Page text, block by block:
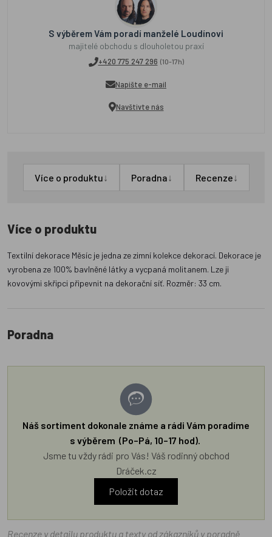
S výběrem Vám poradí manželé Loudínovi
majitelé obchodu s dlouholetou praxí
+420 775 247 296 (10-17h)
Napište e-mail
Navštivte nás
Více o produktu↓ Poradna↓ Recenze↓
Více o produktu
Textilní dekorace Měsíc je jedna ze zimní kolekce dekorací. Dekorace je
vyrobena ze 100% bavlněné látky a vycpaná molitanem. Lze ji
kovovými skřipci připevnit na dekorační síť. Rozměr: 33 cm.
Poradna
Náš sortiment dokonale známe a rádi Vám poradíme
s výběrem (Po–Pá, 10–17 hod).
Jsme tu vždy rádi pro Vás! Váš rodinný obchod
Dráček.cz
Položit dotaz
Recenze v detailu produktu a texty od zákazníků v poradně